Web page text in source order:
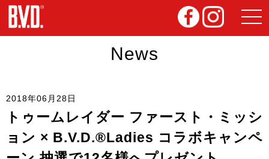
News
2018年06月28日
トゥームレイダー ファースト・ミッシ
ョン × B.V.D.®Ladies コラボキャンペ